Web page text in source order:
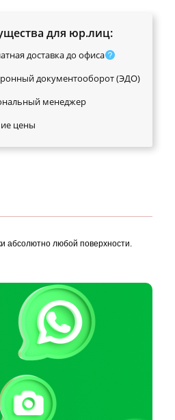
для юр.лиц:
доставка до офиса
документооборот (ЭДО)
менеджер
цены
абсолютно любой поверхности.